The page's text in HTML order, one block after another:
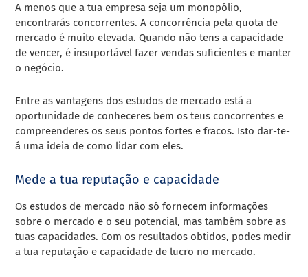
A menos que a tua empresa seja um monopólio,
encontrarás concorrentes. A concorrência pela quota de
mercado é muito elevada. Quando não tens a capacidade
de vencer, é insuportável fazer vendas suficientes e manter
o negócio.
Entre as vantagens dos estudos de mercado está a
oportunidade de conheceres bem os teus concorrentes e
compreenderes os seus pontos fortes e fracos. Isto dar-te-
á uma ideia de como lidar com eles.
Mede a tua reputação e capacidade
Os estudos de mercado não só fornecem informações
sobre o mercado e o seu potencial, mas também sobre as
tuas capacidades. Com os resultados obtidos, podes medir
a tua reputação e capacidade de lucro no mercado.